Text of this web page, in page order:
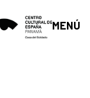
MENÚ